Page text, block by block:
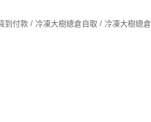
到付款 / 冷凍大樹總倉自取 / 冷凍大樹總